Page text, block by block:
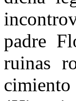
padre
ruinas